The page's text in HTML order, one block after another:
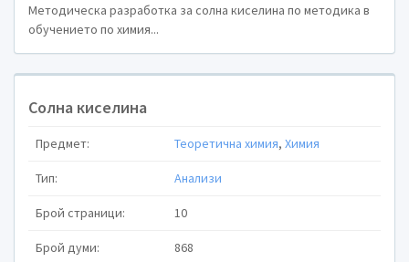
в обучението
Методическа разработка за солна киселина по методика в
обучението по химия...
Солна киселина
Предмет: Теоретична химия, Химия
Тип: Анализи
Брой страници: 10
Брой думи: 868